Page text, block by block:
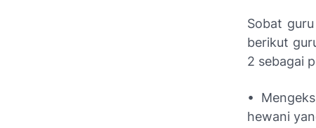
Sobat
berikut
2 sebagai
•
hewani